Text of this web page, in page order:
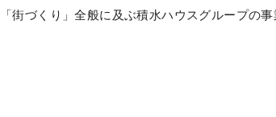
街づくり」全般に及ぶ積水ハウスグループの